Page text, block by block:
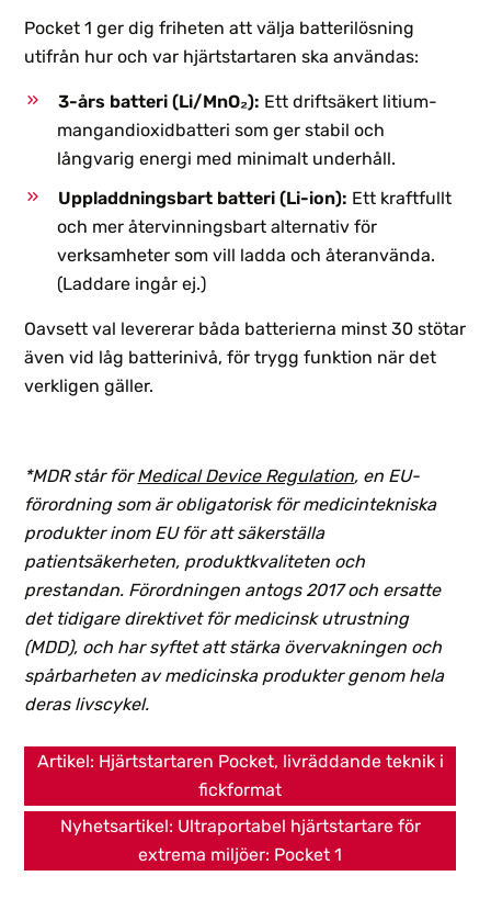
Pocket 1 ger dig friheten att välja batterilösning
utifrån hur och var hjärtstartaren ska användas:
3-års batteri (Li/MnO₂): Ett driftsäkert litium-
mangandioxidbatteri som ger stabil och
långvarig energi med minimalt underhåll.
Uppladdningsbart batteri (Li-ion): Ett kraftfullt
och mer återvinningsbart alternativ för
verksamheter som vill ladda och återanvända.
(Laddare ingår ej.)
Oavsett val levererar båda batterierna minst 30 stötar
även vid låg batterinivå, för trygg funktion när det
verkligen gäller.
*MDR står förMedical Device Regulation, en EU-
förordning som är obligatorisk för medicintekniska
produkter inom EU för att säkerställa
patientsäkerheten, produktkvaliteten och
prestandan. Förordningen antogs 2017 och ersatte
det tidigare direktivet för medicinsk utrustning
(MDD), och har syftet att stärka övervakningen och
spårbarheten av medicinska produkter genom hela
deras livscykel.
Artikel: Hjärtstartaren Pocket, livräddande teknik i
fickformat
Nyhetsartikel: Ultraportabel hjärtstartare för
extrema miljöer: Pocket 1